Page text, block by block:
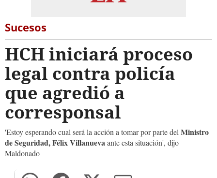
Sucesos
HCH iniciará proceso
legal contra policía
que agredió a
corresponsal
'Estoy esperando cual será la acción a tomar por parte del Ministro
de Seguridad, Félix Villanuevaante esta situación', dijo
Maldonado